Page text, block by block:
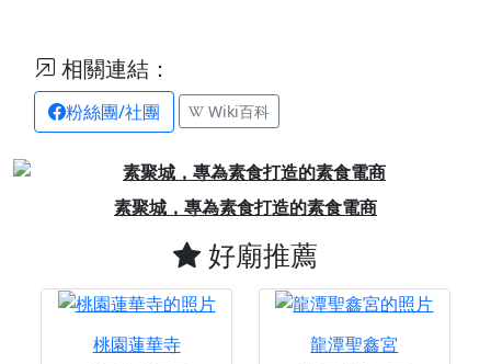
相關連結：
粉絲團/社團 Wiki百科
為素食打造的素食電商 加入粉絲團，
Previous
好廟推薦
桃園蓮華寺
龍潭聖鑫宮